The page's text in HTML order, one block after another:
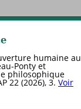
humaine au
Ponty et
philosophique
22 (2026), 3. Voir